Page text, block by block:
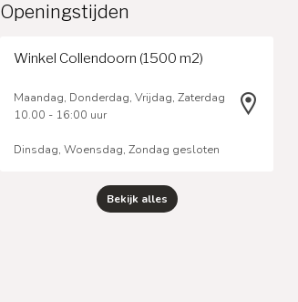
Openingstijden
Winkel Collendoorn (1500 m2)
Maandag, Donderdag, Vrijdag, Zaterdag
10.00 - 16:00 uur
Dinsdag, Woensdag, Zondag gesloten
Bekijk alles